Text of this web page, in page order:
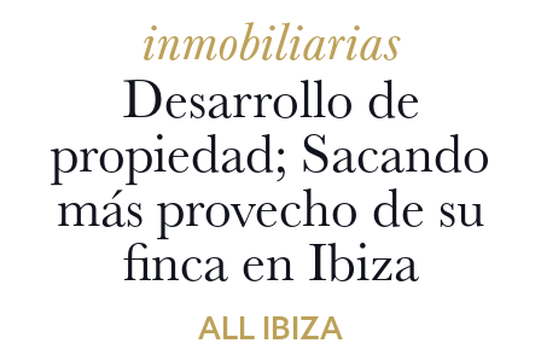
inmobiliarias
Desarrollo de
propiedad; Sacando
más provecho de su
finca en Ibiza
ALL IBIZA